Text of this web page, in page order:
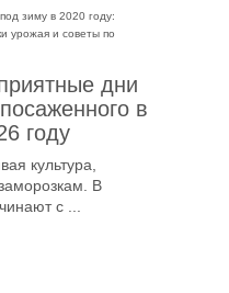
дни
в
году
культура,
В
с ...